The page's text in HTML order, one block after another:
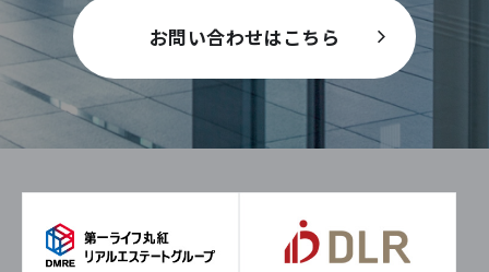
お問い合わせはこちら